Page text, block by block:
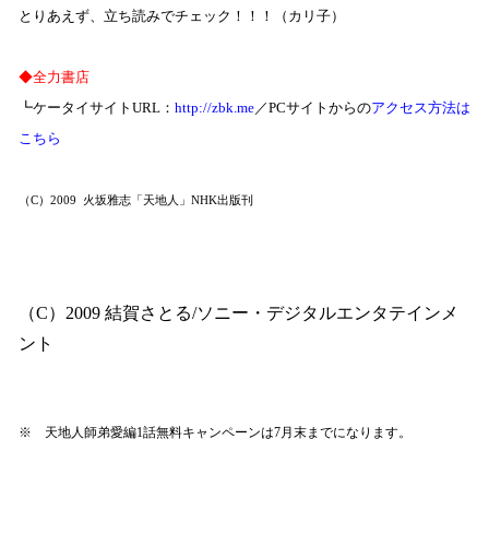
とりあえず、立ち読みでチェック！！！（カリ子）
◆全力書店
┗ケータイサイト URL ： http://zbk.me／PCサイトからのアクセス方法は
こちら
（C） 2009 火坂雅志「天地人」 NHK出版刊
（C） 2009 結賀さとる/ソニー・デジタルエンタテインメ
ント
※ 天地人師弟愛編1話無料キャンペーンは7月末までになります。